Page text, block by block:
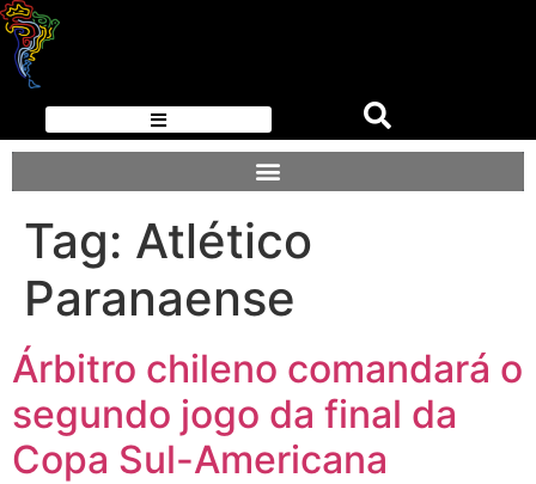
Tag: Atlético
Paranaense
Árbitro chileno comandará o
segundo jogo da final da
Copa Sul-Americana